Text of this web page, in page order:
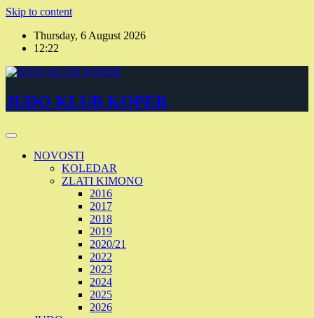
Skip to content
Thursday, 6 August 2026
12:22
JUDO KLUB KOPER
NOVOSTI
KOLEDAR
ZLATI KIMONO
2016
2017
2018
2019
2020/21
2022
2023
2024
2025
2026